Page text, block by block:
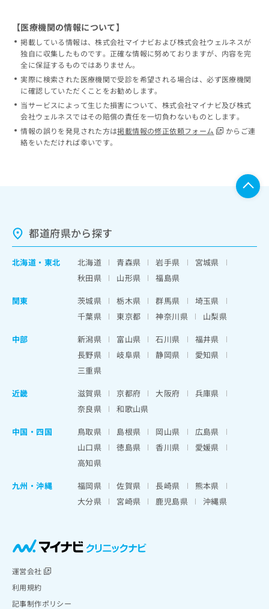
【医療機関の情報について】
掲載している情報は、株式会社マイナビおよび株式会社ウェルネスが
独自に収集したものです。正確な情報に努めておりますが、内容を完
全に保証するものではありません。
実際に検索された医療機関で受診を希望される場合は、必ず医療機関
に確認していただくことをお勧めします。
当サービスによって生じた損害について、株式会社マイナビ及び株式
会社ウェルネスではその賠償の責任を一切負わないものとします。
情報の誤りを発見された方は掲載情報の修正依頼フォーム
からご連
絡をいただければ幸いです。
都道府県から探す
北海道 ・ 東北 北海道 青森県 岩手県
宮城県
秋田県
山形県
福島県
関東
茨城県 栃木県 群馬県
埼玉県
千葉県
東京都 神奈川県
山梨県
中部
新潟県 富山県 石川県
福井県
長野県
岐阜県 静岡県
愛知県
三重県
近畿
滋賀県 京都府 大阪府
兵庫県
奈良県
和歌山県
中国・四国
鳥取県 島根県 岡山県
広島県
山口県
徳島県 香川県
愛媛県
高知県
九州・沖縄
福岡県 佐賀県 長崎県
熊本県
大分県
宮崎県 鹿児島県 沖縄県
運営会社
利用規約
記事制作ポリシー